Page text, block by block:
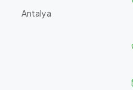
Antalya